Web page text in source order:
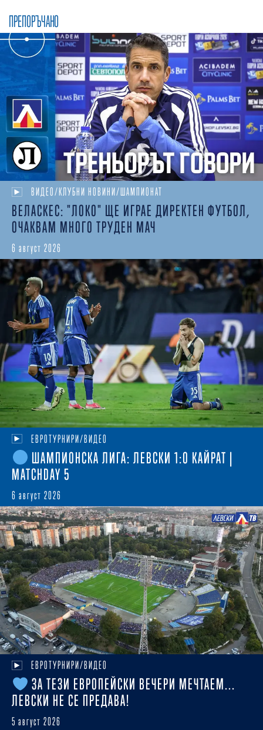
ПРЕПОРЪЧАНО
ВИДЕО/КЛУБНИ НОВИНИ/ШАМПИОНАТ
ВЕЛАСКЕС: "ЛОКО" ЩЕ ИГРАЕ ДИРЕКТЕН ФУТБОЛ,
ОЧАКВАМ МНОГО ТРУДЕН МАЧ
6 август 2026
ЕВРОТУРНИРИ/ВИДЕО
ШАМПИОНСКА ЛИГА: ЛЕВСКИ 1:0 КАЙРАТ |
MATCHDAY 5
6 август 2026
ЕВРОТУРНИРИ/ВИДЕО
ЗА ТЕЗИ ЕВРОПЕЙСКИ ВЕЧЕРИ МЕЧТАЕМ...
ЛЕВСКИ НЕ СЕ ПРЕДАВА!
5 август 2026